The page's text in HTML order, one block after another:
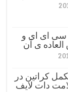
ای ای و
العاده ی آن
کراتین در
دات لایف